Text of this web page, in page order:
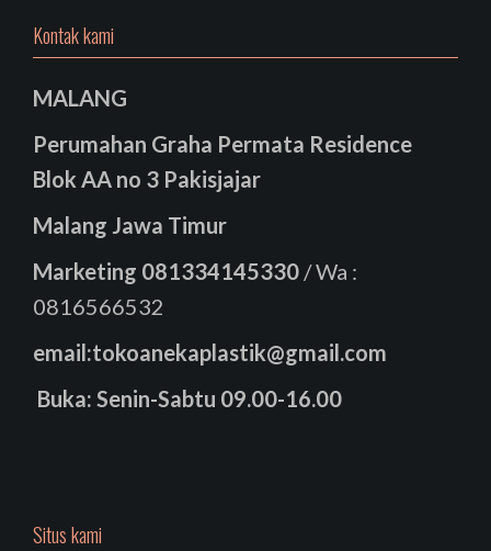
Kontak kami
MALANG
Perumahan Graha Permata Residence
Blok AA no 3 Pakisjajar
Malang Jawa Timur
Marketing 081334145330 / Wa :
0816566532
email:tokoanekaplastik@gmail.com
Buka: Senin-Sabtu 09.00-16.00
Situs kami